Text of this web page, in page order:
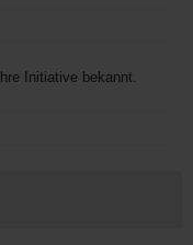
Initiative bekannt.